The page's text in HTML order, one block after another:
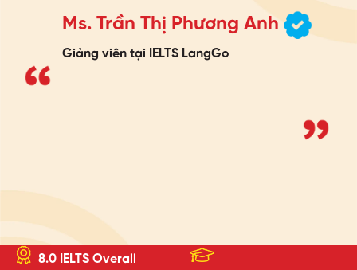
Ms. Trần Thị Phương Anh
Giảng viên tại IELTS LangGo
8.0 IELTS Overall